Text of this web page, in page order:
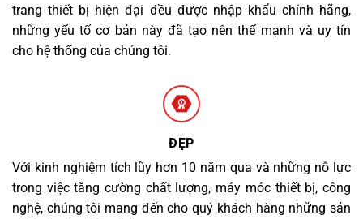
trang thiết bị hiện đại đều được nhập khẩu chính hãng,
những yếu tố cơ bản này đã tạo nên thế mạnh và uy tín
cho hệ thống của chúng tôi.
ĐẸP
Với kinh nghiệm tích lũy hơn 10 năm qua và những nỗ lực
trong việc tăng cường chất lượng, máy móc thiết bị, công
nghệ, chúng tôi mang đến cho quý khách hàng những sản